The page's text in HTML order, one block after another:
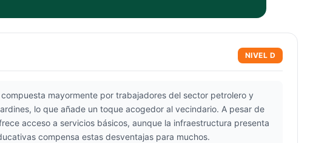
NIVEL D
mayormente por trabajadores del sector petrolero y
lo que añade un toque acogedor al vecindario. A pesar de
acceso a servicios básicos, aunque la infraestructura presenta
compensa estas desventajas para muchos.